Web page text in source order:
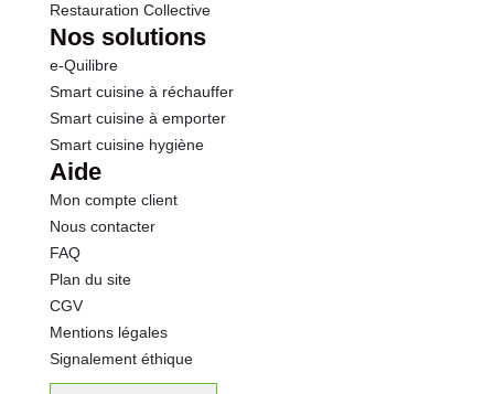
Restauration Collective
Nos solutions
e-Quilibre
Smart cuisine à réchauffer
Smart cuisine à emporter
Smart cuisine hygiène
Aide
Mon compte client
Nous contacter
FAQ
Plan du site
CGV
Mentions légales
Signalement éthique